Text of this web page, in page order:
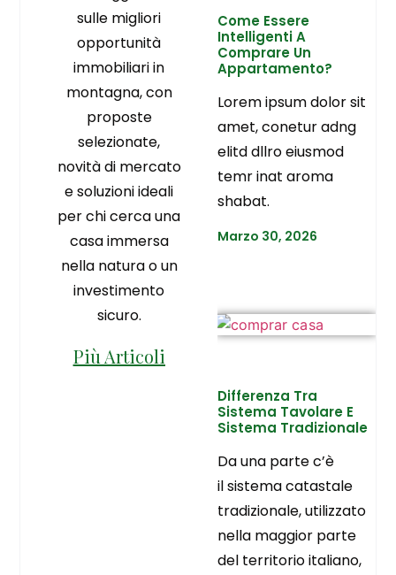
sulle migliori
opportunità
immobiliari in
montagna, con
proposte
selezionate,
novità di mercato
e soluzioni ideali
per chi cerca una
casa immersa
nella natura o un
investimento
sicuro.
Più Articoli
Come Essere
Intelligenti A
Comprare Un
Appartamento?
Lorem ipsum dolor sit
amet, conetur adng
elitd dllro eiusmod
temr inat aroma
shabat.
Marzo 30, 2026
Differenza Tra
Sistema Tavolare E
Sistema Tradizionale
Da una parte c’è
il sistema catastale
tradizionale, utilizzato
nella maggior parte
del territorio italiano,